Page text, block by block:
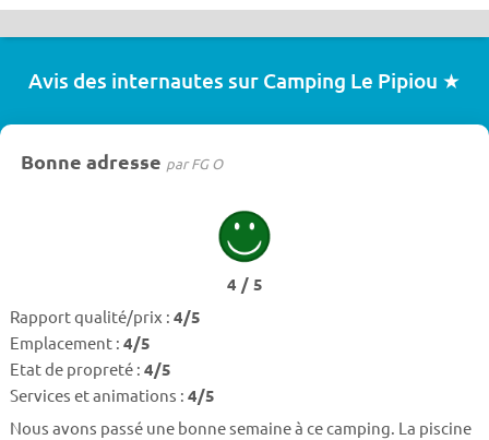
Avis des internautes sur Camping Le Pipiou ★
Bonne adresse par FG O
4 / 5
Rapport qualité/prix : 4/5
Emplacement : 4/5
Etat de propreté : 4/5
Services et animations : 4/5
Nous avons passé une bonne semaine à ce camping. La piscine